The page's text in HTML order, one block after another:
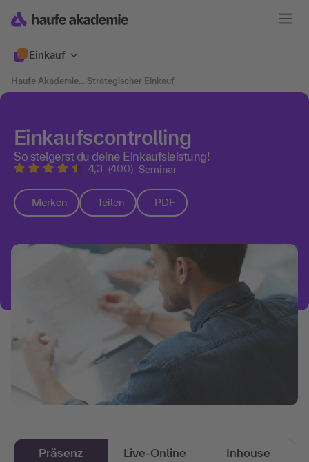
Einkauf
Haufe Akademie....Strategischer Einkauf
Einkaufscontrolling
So steigerst du deine Einkaufsleistung!
4,3 (400) Seminar
Merken Teilen PDF
Präsenz Live-Online Inhouse